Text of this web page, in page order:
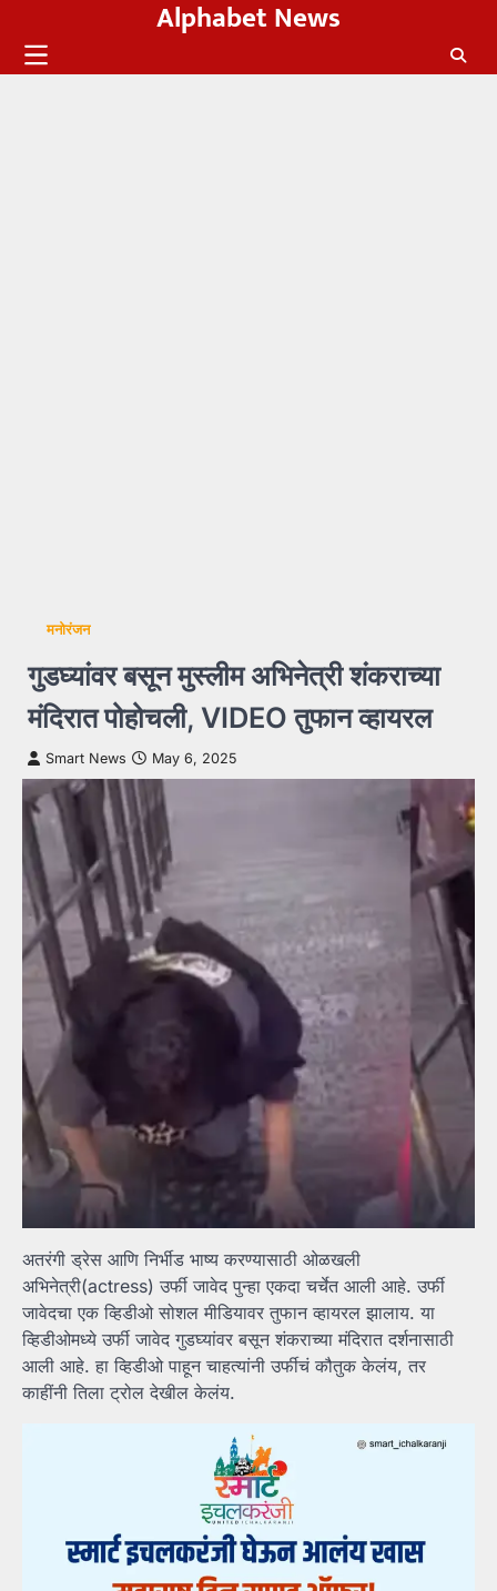
content
Alphabet News
मनोरंजन
गुडघ्यांवर बसून मुस्लीम अभिनेत्री शंकराच्या
मंदिरात पोहोचली, VIDEO तुफान व्हायरल
Smart News May 6, 2025
अतरंगी ड्रेस आणि निर्भीड भाष्य करण्यासाठी ओळखली
अभिनेत्री(actress) उर्फी जावेद पुन्हा एकदा चर्चेत आली आहे. उर्फी
जावेदचा एक व्हिडीओ सोशल मीडियावर तुफान व्हायरल झालाय. या
व्हिडीओमध्ये उर्फी जावेद गुडघ्यांवर बसून शंकराच्या मंदिरात दर्शनासाठी
आली आहे. हा व्हिडीओ पाहून चाहत्यांनी उर्फीचं कौतुक केलंय, तर
काहींनी तिला ट्रोल देखील केलंय.